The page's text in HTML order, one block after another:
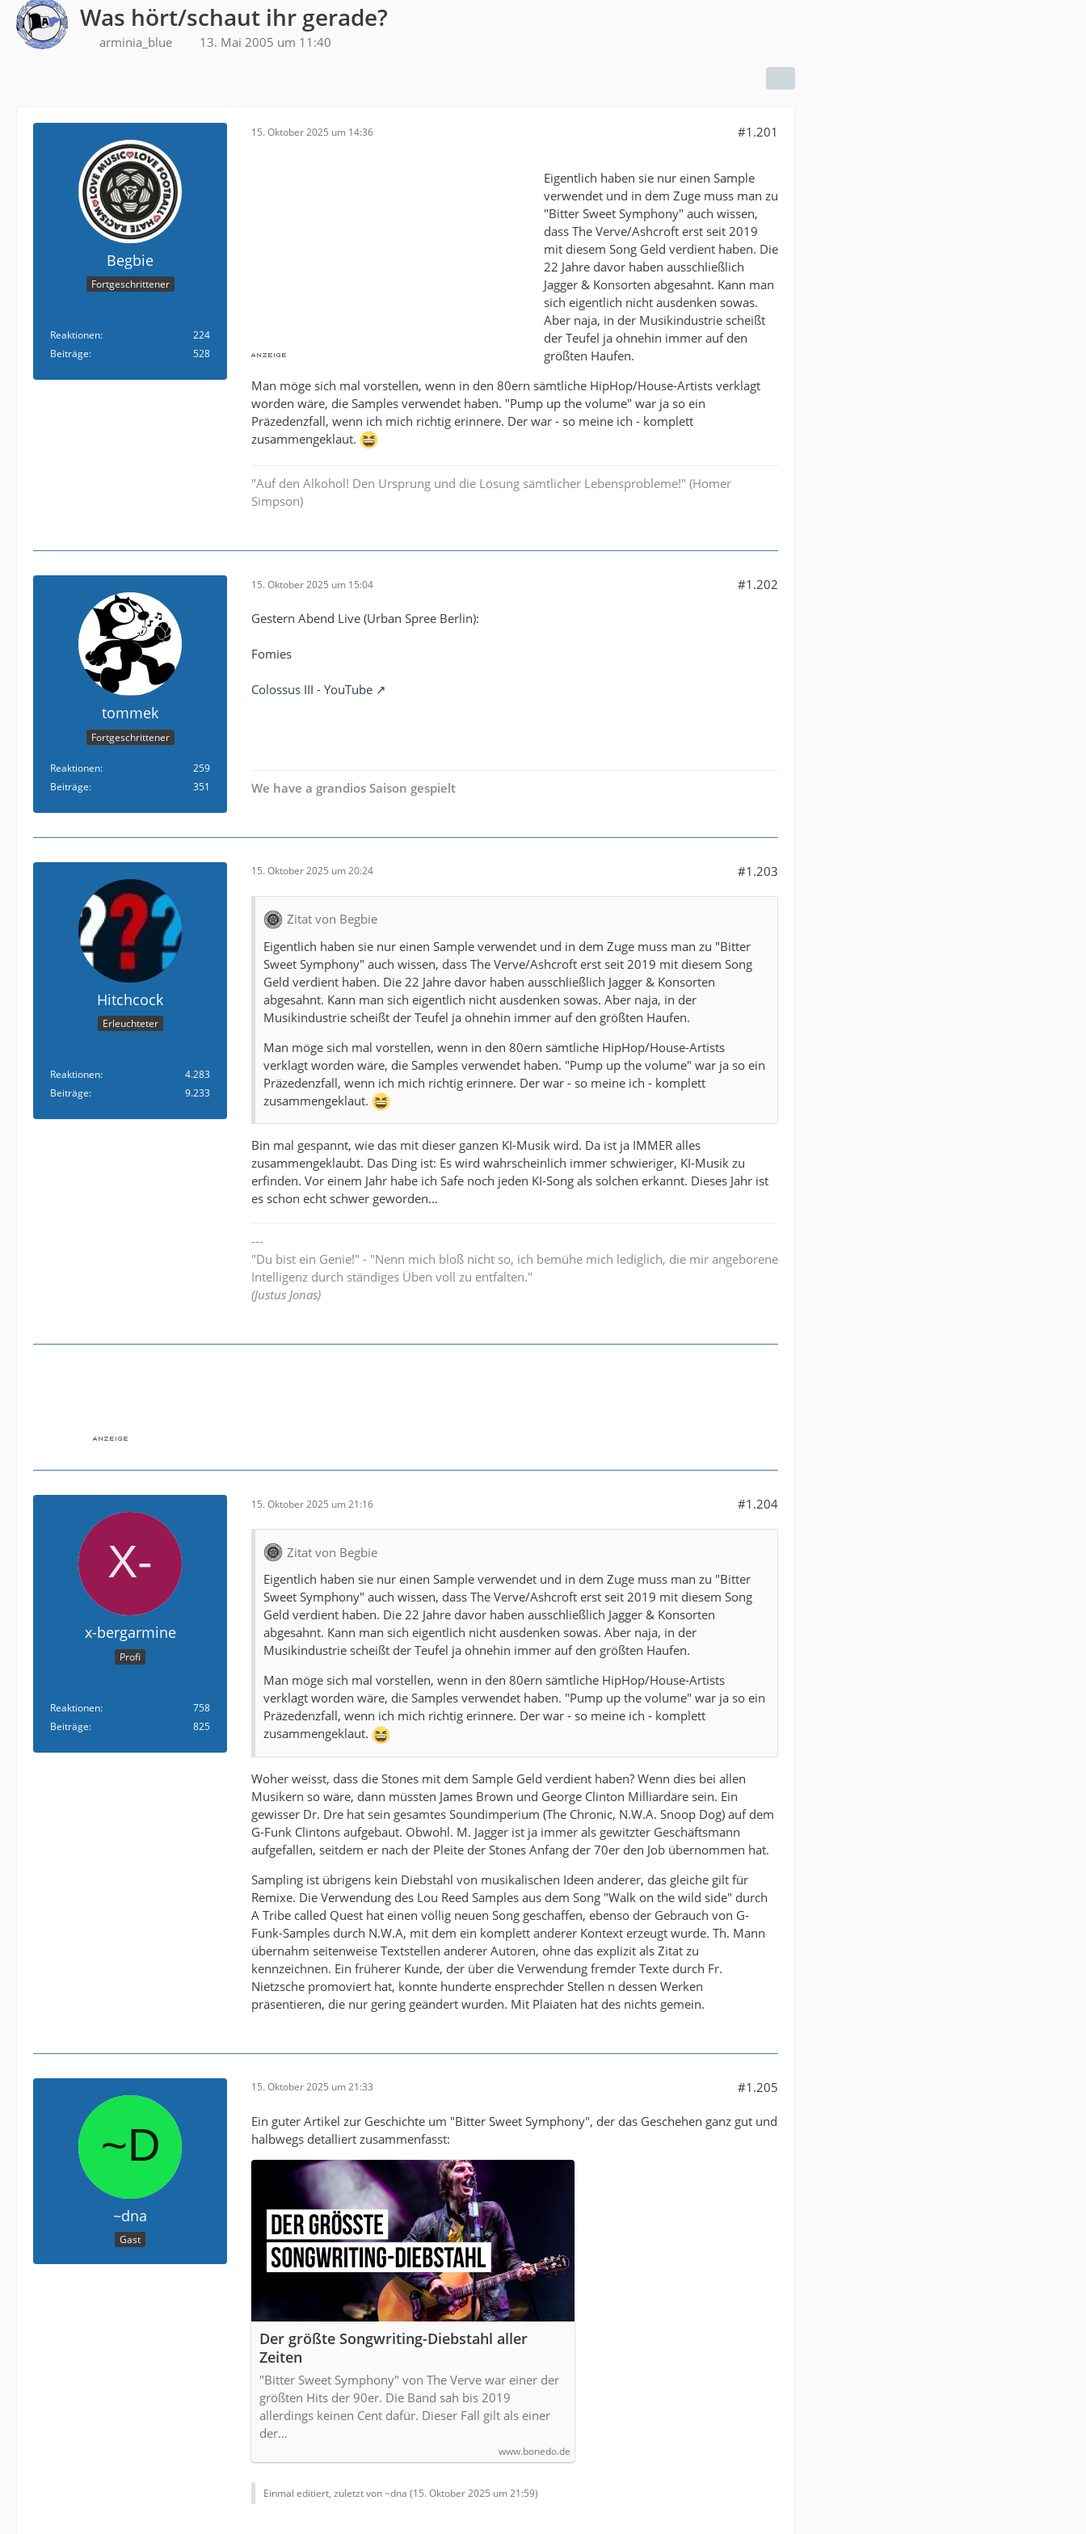
Was hört/schaut ihr gerade?
arminia_blue 13. Mai 2005 um 11:40
Begbie
Fortgeschrittener
Reaktionen
224
Beiträge
528
15. Oktober 2025 um 14:36 #1.201
Eigentlich haben sie nur einen Sample
verwendet und in dem Zuge muss man zu
"Bitter Sweet Symphony" auch wissen,
dass The Verve/Ashcroft erst seit 2019
mit diesem Song Geld verdient haben. Die
22 Jahre davor haben ausschließlich
Jagger & Konsorten abgesahnt. Kann man
sich eigentlich nicht ausdenken sowas.
Aber naja, in der Musikindustrie scheißt
der Teufel ja ohnehin immer auf den
größten Haufen.
Man möge sich mal vorstellen, wenn in den 80ern sämtliche HipHop/House-Artists verklagt
worden wäre, die Samples verwendet haben. "Pump up the volume" war ja so ein
Präzedenzfall, wenn ich mich richtig erinnere. Der war - so meine ich - komplett
zusammengeklaut.
"Auf den Alkohol! Den Ursprung und die Lösung sämtlicher Lebensprobleme!" (Homer
Simpson)
tommek
Fortgeschrittener
Reaktionen
259
Beiträge
351
15. Oktober 2025 um 15:04 #1.202
Gestern Abend Live (Urban Spree Berlin):
Fomies
Colossus III - YouTube
We have a grandios Saison gespielt
Hitchcock
Erleuchteter
Reaktionen
4.283
Beiträge
9.233
15. Oktober 2025 um 20:24 #1.203
Zitat von Begbie
Eigentlich haben sie nur einen Sample verwendet und in dem Zuge muss man zu "Bitter
Sweet Symphony" auch wissen, dass The Verve/Ashcroft erst seit 2019 mit diesem Song
Geld verdient haben. Die 22 Jahre davor haben ausschließlich Jagger & Konsorten
abgesahnt. Kann man sich eigentlich nicht ausdenken sowas. Aber naja, in der
Musikindustrie scheißt der Teufel ja ohnehin immer auf den größten Haufen.
Man möge sich mal vorstellen, wenn in den 80ern sämtliche HipHop/House-Artists
verklagt worden wäre, die Samples verwendet haben. "Pump up the volume" war ja so ein
Präzedenzfall, wenn ich mich richtig erinnere. Der war - so meine ich - komplett
zusammengeklaut.
Bin mal gespannt, wie das mit dieser ganzen KI-Musik wird. Da ist ja IMMER alles
zusammengeklaubt. Das Ding ist: Es wird wahrscheinlich immer schwieriger, KI-Musik zu
erfinden. Vor einem Jahr habe ich Safe noch jeden KI-Song als solchen erkannt. Dieses Jahr ist
es schon echt schwer geworden…
---
"Du bist ein Genie!" - "Nenn mich bloß nicht so, ich bemühe mich lediglich, die mir angeborene
Intelligenz durch ständiges Üben voll zu entfalten."
(Justus Jonas)
x-bergarmine
Profi
Reaktionen
758
Beiträge
825
15. Oktober 2025 um 21:16 #1.204
Zitat von Begbie
Eigentlich haben sie nur einen Sample verwendet und in dem Zuge muss man zu "Bitter
Sweet Symphony" auch wissen, dass The Verve/Ashcroft erst seit 2019 mit diesem Song
Geld verdient haben. Die 22 Jahre davor haben ausschließlich Jagger & Konsorten
abgesahnt. Kann man sich eigentlich nicht ausdenken sowas. Aber naja, in der
Musikindustrie scheißt der Teufel ja ohnehin immer auf den größten Haufen.
Man möge sich mal vorstellen, wenn in den 80ern sämtliche HipHop/House-Artists
verklagt worden wäre, die Samples verwendet haben. "Pump up the volume" war ja so ein
Präzedenzfall, wenn ich mich richtig erinnere. Der war - so meine ich - komplett
zusammengeklaut.
Woher weisst, dass die Stones mit dem Sample Geld verdient haben? Wenn dies bei allen
Musikern so wäre, dann müssten James Brown und George Clinton Milliardäre sein. Ein
gewisser Dr. Dre hat sein gesamtes Soundimperium (The Chronic, N.W.A. Snoop Dog) auf dem
G-Funk Clintons aufgebaut. Obwohl. M. Jagger ist ja immer als gewitzter Geschäftsmann
aufgefallen, seitdem er nach der Pleite der Stones Anfang der 70er den Job übernommen hat.
Sampling ist übrigens kein Diebstahl von musikalischen Ideen anderer, das gleiche gilt für
Remixe. Die Verwendung des Lou Reed Samples aus dem Song "Walk on the wild side" durch
A Tribe called Quest hat einen völlig neuen Song geschaffen, ebenso der Gebrauch von G-
Funk-Samples durch N.W.A, mit dem ein komplett anderer Kontext erzeugt wurde. Th. Mann
übernahm seitenweise Textstellen anderer Autoren, ohne das explizit als Zitat zu
kennzeichnen. Ein früherer Kunde, der über die Verwendung fremder Texte durch Fr.
Nietzsche promoviert hat, konnte hunderte ensprechder Stellen n dessen Werken
präsentieren, die nur gering geändert wurden. Mit Plaiaten hat des nichts gemein.
~dna
Gast
15. Oktober 2025 um 21:33 #1.205
Ein guter Artikel zur Geschichte um "Bitter Sweet Symphony", der das Geschehen ganz gut und
halbwegs detalliert zusammenfasst:
Der größte Songwriting-Diebstahl aller
Zeiten
"Bitter Sweet Symphony" von The Verve war einer der
größten Hits der 90er. Die Band sah bis 2019
allerdings keinen Cent dafür. Dieser Fall gilt als einer
der…
www.bonedo.de
Einmal editiert, zuletzt von ~dna (15. Oktober 2025 um 21:59)